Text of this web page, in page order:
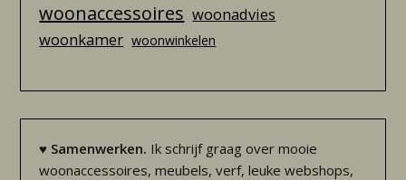
woonaccessoires woonadvies
woonkamer woonwinkelen
♥ Samenwerken. Ik schrijf graag over mooie
woonaccessoires, meubels, verf, leuke webshops,